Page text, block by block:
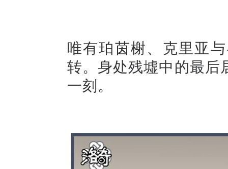
唯有珀茵榭、克里亚
转。身处残墟中的最
一刻。